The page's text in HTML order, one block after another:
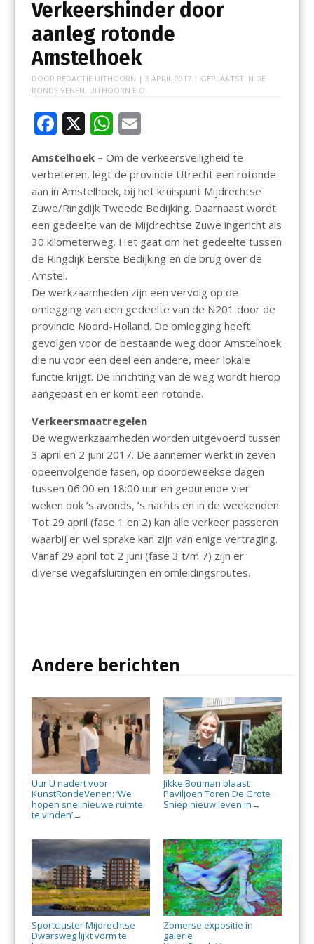
Verkeershinder door
aanleg rotonde
Amstelhoek
DOOR REDACTIE UITHOORN | 3 APRIL 2017| GEPLAATST IN DE
RONDE VENEN, UITHOORN E.O.
F
ac
e
b
o
o
k
X W
at
s
A
p
p
E
m
ai
l
Amstelhoek – Om de verkeersveiligheid te
verbeteren, legt de provincie Utrecht een rotonde
aan in Amstelhoek, bij het kruispunt Mijdrechtse
Zuwe/Ringdijk Tweede Bedijking. Daarnaast wordt
een gedeelte van de Mijdrechtse Zuwe ingericht als
30 kilometerweg. Het gaat om het gedeelte tussen
de Ringdijk Eerste Bedijking en de brug over de
Amstel.
De werkzaamheden zijn een vervolg op de
omlegging van een gedeelte van de N201 door de
provincie Noord-Holland. De omlegging heeft
gevolgen voor de bestaande weg door Amstelhoek
die nu voor een deel een andere, meer lokale
functie krijgt. De inrichting van de weg wordt hierop
aangepast en er komt een rotonde.
Verkeersmaatregelen
De wegwerkzaamheden worden uitgevoerd tussen
3 april en 2 juni 2017. De aannemer werkt in zeven
opeenvolgende fasen, op doordeweekse dagen
tussen 06:00 en 18:00 uur en gedurende vier
weken ook ’s avonds, ’s nachts en in de weekenden.
Tot 29 april (fase 1 en 2) kan alle verkeer passeren
waarbij er wel sprake kan zijn van enige vertraging.
Vanaf 29 april tot 2 juni (fase 3 t/m 7) zijn er
diverse wegafsluitingen en omleidingsroutes.
Andere berichten
Uur U nadert voor
KunstRondeVenen: ‘We
hopen snel nieuwe ruimte
te vinden’→
Jikke Bouman blaast
Paviljoen Toren De Grote
Sniep nieuw leven in →
Sportcluster Mijdrechtse
Dwarsweg lijkt vorm te
Zomerse expositie in
galerie